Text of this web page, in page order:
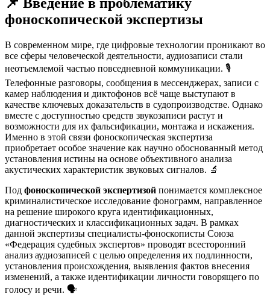
📌 Введение в проблематику
фоноскопической экспертизы
В современном мире, где цифровые технологии проникают во
все сферы человеческой деятельности, аудиозаписи стали
неотъемлемой частью повседневной коммуникации. 🎙️
Телефонные разговоры, сообщения в мессенджерах, записи с
камер наблюдения и диктофонов всё чаще выступают в
качестве ключевых доказательств в судопроизводстве. Однако
вместе с доступностью средств звукозаписи растут и
возможности для их фальсификации, монтажа и искажения.
Именно в этой связи фоноскопическая экспертиза
приобретает особое значение как научно обоснованный метод
установления истины на основе объективного анализа
акустических характеристик звуковых сигналов. 🔬
Под фоноскопической экспертизой понимается комплексное
криминалистическое исследование фонограмм, направленное
на решение широкого круга идентификационных,
диагностических и классификационных задач. В рамках
данной экспертизы специалисты-фоноскописты Союза
«Федерация судебных экспертов» проводят всесторонний
анализ аудиозаписей с целью определения их подлинности,
установления происхождения, выявления фактов внесения
изменений, а также идентификации личности говорящего по
голосу и речи. 🗣️